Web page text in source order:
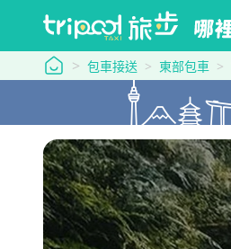
tripool 旅步
包車接送 東部包車